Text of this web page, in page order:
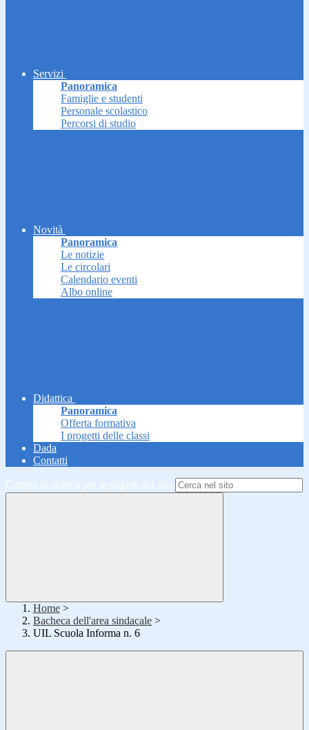
Servizi
Panoramica
Famiglie e studenti
Personale scolastico
Percorsi di studio
Novità
Panoramica
Le notizie
Le circolari
Calendario eventi
Albo online
Didattica
Panoramica
Offerta formativa
I progetti delle classi
Dada
Contatti
Campo di ricerca per le pagine del sito
Home >
Bacheca dell'area sindacale >
UIL Scuola Informa n. 6